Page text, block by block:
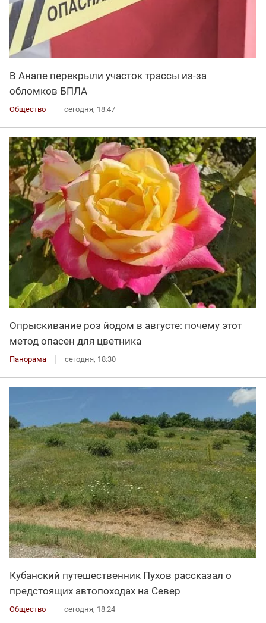
В Анапе перекрыли участок трассы из-за
обломков БПЛА
Общество сегодня, 18:47
Опрыскивание роз йодом в августе: почему этот
метод опасен для цветника
Панорама сегодня, 18:30
Кубанский путешественник Пухов рассказал о
предстоящих автопоходах на Север
Общество сегодня, 18:24